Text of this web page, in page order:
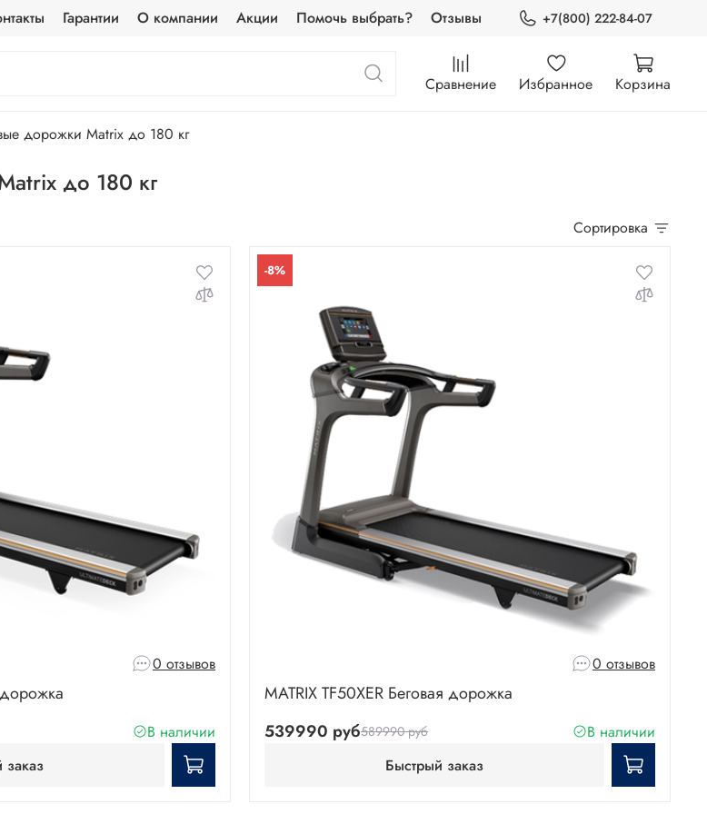
Гарантии О компании Акции Помочь выбрать? Отзывы +7(800) 222-84-07
Сравнение Избранное Корзина
дорожки Matrix до 180 кг
до 180 кг
Сортировка
0 отзывов
В наличии
заказ
-8%
0 отзывов
MATRIX TF50XER Беговая дорожка
539990 руб589990 руб
В наличии
Быстрый заказ